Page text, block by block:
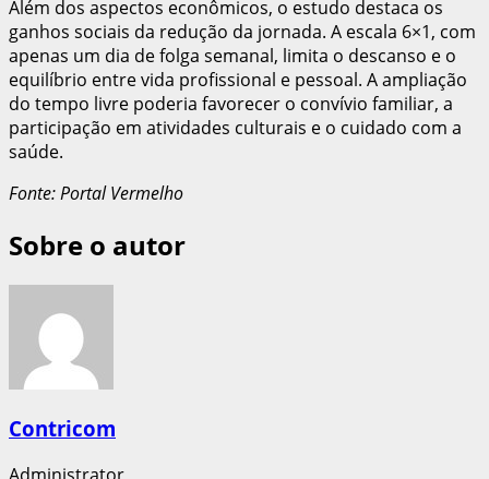
Além dos aspectos econômicos, o estudo destaca os
ganhos sociais da redução da jornada. A escala 6×1, com
apenas um dia de folga semanal, limita o descanso e o
equilíbrio entre vida profissional e pessoal. A ampliação
do tempo livre poderia favorecer o convívio familiar, a
participação em atividades culturais e o cuidado com a
saúde.
Fonte: Portal Vermelho
Sobre o autor
Contricom